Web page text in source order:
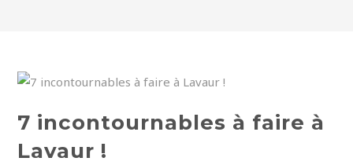
7 incontournables à faire à
Lavaur !